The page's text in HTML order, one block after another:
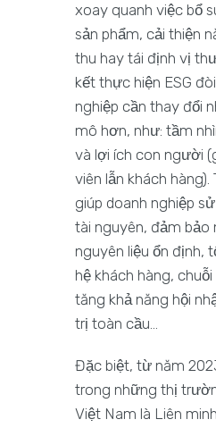
xoay quanh việc bổ
sản phẩm, cải thiện
thu hay tái định vị
kết thực hiện ESG
nghiệp cần thay đổi
mô hơn, như: tầm
và lợi ích con người
viên lẫn khách hàng).
giúp doanh nghiệp
tài nguyên, đảm bảo
nguyên liệu ổn định,
hệ khách hàng,
tăng khả năng hội
trị toàn cầu…
Đặc biệt, từ năm
trong những thị
Việt Nam là Liên